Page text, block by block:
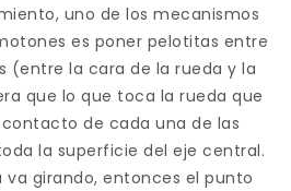
uno de los mecanismos
es poner pelotitas entre
(entre la cara de la rueda y la
que lo que toca la rueda que
de cada una de las
la superficie del eje central.
va girando, entonces el punto